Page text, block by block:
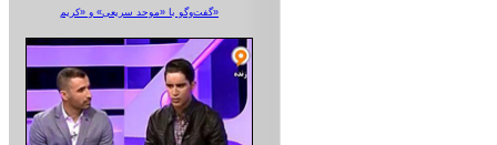
گفت‌وگو با «موحد سریعی» و «کریم»